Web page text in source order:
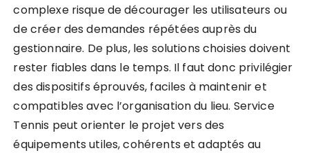
complexe risque de décourager les utilisateurs ou
de créer des demandes répétées auprès du
gestionnaire. De plus, les solutions choisies doivent
rester fiables dans le temps. Il faut donc privilégier
des dispositifs éprouvés, faciles à maintenir et
compatibles avec l’organisation du lieu. Service
Tennis peut orienter le projet vers des
équipements utiles, cohérents et adaptés au